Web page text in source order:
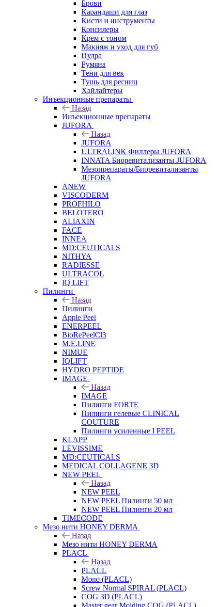
Брови
Карандаши для глаз
Кисти и инструменты
Консилеры
Крем с тоном
Макияж и уход для губ
Пудра
Румяна
Тени для век
Тушь для ресниц
Хайлайтеры
Инъекционные препараты
Назад
Инъекционные препараты
JUFORA
Назад
JUFORA
ULTRALINK Филлеры JUFORA
INNATA Биоревитализанты JUFORA
Мезопрепараты/Биоревитализанты
JUFORA
ANEW
VISCODERM
PROFHILO
BELOTERO
ALIAXIN
FACE
INNEA
MD:CEUTICALS
NITHYA
RADIESSE
ULTRACOL
IQ LIFT
Пилинги
Назад
Пилинги
Apple Peel
ENERPEEL
BioRePeelCl3
M.E.LINE
NIMUE
IQLIFT
HYDRO PEPTIDE
IMAGE
Назад
IMAGE
Пилинги FORTE
Пилинги гелевые CLINICAL
COUTURE
Пилинги усиленные I PEEL
KLAPP
LEVISSIME
MD:CEUTICALS
MEDICAL COLLAGENE 3D
NEW PEEL
Назад
NEW PEEL
NEW PEEL Пилинги 50 мл
NEW PEEL Пилинги 20 мл
TIMECODE
Мезо нити HONEY DERMA
Назад
Мезо нити HONEY DERMA
PLACL
Назад
PLACL
Mono (PLACL)
Screw Normal SPIRAL (PLACL)
COG 3D (PLACL)
Master gear Molding COG (PLACL)